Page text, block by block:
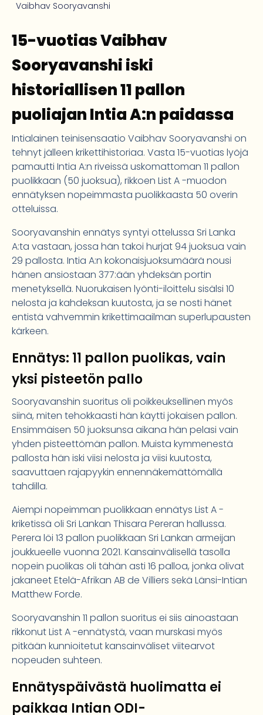
Vaibhav Sooryavanshi
15-vuotias Vaibhav
Sooryavanshi iski
historiallisen 11 pallon
puoliajan Intia A:n paidassa
Intialainen teinisensaatio Vaibhav Sooryavanshi on
tehnyt jälleen krikettihistoriaa. Vasta 15-vuotias lyöjä
pamautti Intia A:n riveissä uskomattoman 11 pallon
puolikkaan (50 juoksua), rikkoen List A -muodon
ennätyksen nopeimmasta puolikkaasta 50 overin
otteluissa.
Sooryavanshin ennätys syntyi ottelussa Sri Lanka
A:ta vastaan, jossa hän takoi hurjat 94 juoksua vain
29 pallosta. Intia A:n kokonaisjuoksumäärä nousi
hänen ansiostaan 377:ään yhdeksän portin
menetyksellä. Nuorukaisen lyönti-iloittelu sisälsi 10
nelosta ja kahdeksan kuutosta, ja se nosti hänet
entistä vahvemmin krikettimaailman superlupausten
kärkeen.
Ennätys: 11 pallon puolikas, vain
yksi pisteetön pallo
Sooryavanshin suoritus oli poikkeuksellinen myös
siinä, miten tehokkaasti hän käytti jokaisen pallon.
Ensimmäisen 50 juoksunsa aikana hän pelasi vain
yhden pisteettömän pallon. Muista kymmenestä
pallosta hän iski viisi nelosta ja viisi kuutosta,
saavuttaen rajapyykin ennennäkemättömällä
tahdilla.
Aiempi nopeimman puolikkaan ennätys List A -
kriketissä oli Sri Lankan Thisara Pereran hallussa.
Perera löi 13 pallon puolikkaan Sri Lankan armeijan
joukkueelle vuonna 2021. Kansainvälisellä tasolla
nopein puolikas oli tähän asti 16 palloa, jonka olivat
jakaneet Etelä-Afrikan AB de Villiers sekä Länsi-Intian
Matthew Forde.
Sooryavanshin 11 pallon suoritus ei siis ainoastaan
rikkonut List A -ennätystä, vaan murskasi myös
pitkään kunnioitetut kansainväliset viitearvot
nopeuden suhteen.
Ennätyspäivästä huolimatta ei
paikkaa Intian ODI-